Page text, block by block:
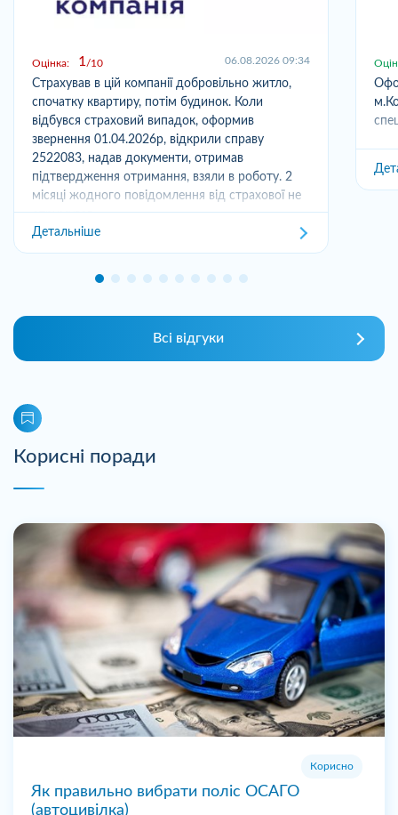
Оцінка: 1 10 06.08.2026 09:34
Страхував в цій компанії добровільно житло,
спочатку квартиру, потім будинок. Коли
відбувся страховий випадок, оформив
звернення 01.04.2026р, відкрили справу
2522083, надав документи, отримав
підтвердження отримання, взяли в роботу. 2
місяці жодного повідомлення від страхової не
отримував,...
Детальніше
Всі відгуки
Корисні поради
Корисно
Як правильно вибрати поліс ОСАГО
(автоцивілка)